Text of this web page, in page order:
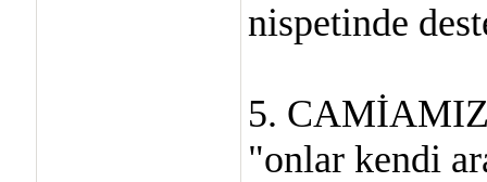
nispetinde
5.
"onlar kendi